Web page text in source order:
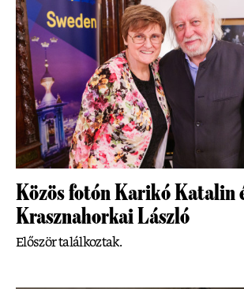
Közös fotón Karikó Katalin
Krasznahorkai László
Először találkoztak.